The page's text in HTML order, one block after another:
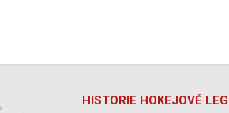
HISTORIE HOKEJOVÉ